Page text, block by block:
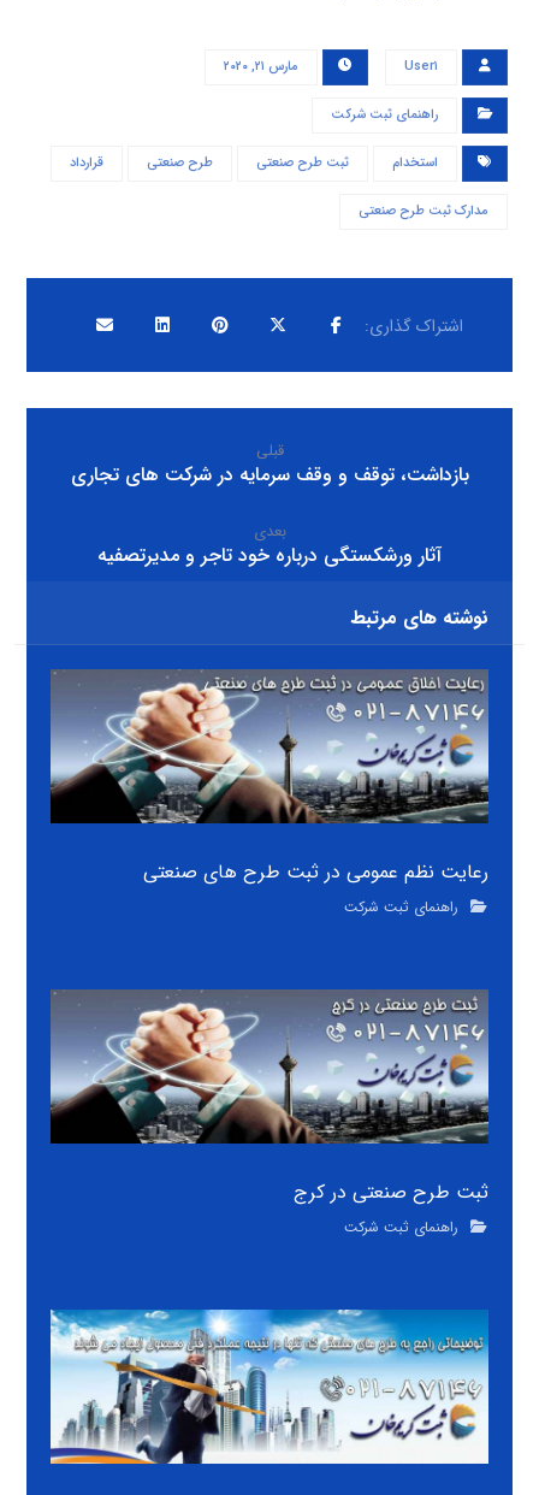
User۱ مارس ۲۱, ۲۰۲۰
راهنمای ثبت شرکت
استخدام ثبت طرح صنعتی طرح صنعتی قرارداد
مدارک ثبت طرح صنعتی
قبلی
بازداشت، توقف و وقف سرمایه در شرکت های تجاری
بعدی
آثار ورشکستگی درباره خود تاجر و مدیرتصفیه
نوشته های مرتبط
رعایت نظم عمومی در ثبت طرح های صنعتی
راهنمای ثبت شرکت
ثبت طرح صنعتی در کرج
راهنمای ثبت شرکت